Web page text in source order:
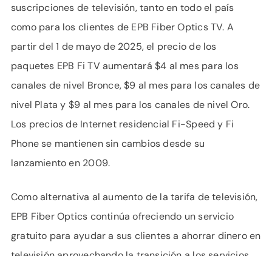
suscripciones de televisión, tanto en todo el país
como para los clientes de EPB Fiber Optics TV. A
partir del 1 de mayo de 2025, el precio de los
paquetes EPB Fi TV aumentará $4 al mes para los
canales de nivel Bronce, $9 al mes para los canales de
nivel Plata y $9 al mes para los canales de nivel Oro.
Los precios de Internet residencial Fi-Speed ​​y Fi
Phone se mantienen sin cambios desde su
lanzamiento en 2009.
Como alternativa al aumento de la tarifa de televisión,
EPB Fiber Optics continúa ofreciendo un servicio
gratuito para ayudar a sus clientes a ahorrar dinero en